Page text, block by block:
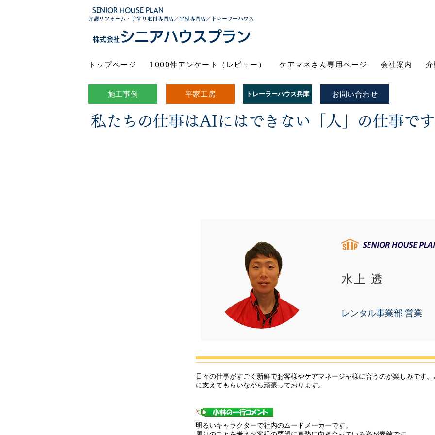
SENIOR HOUSE PLAN
介護リフォーム・手すり取付専門店／平屋専門店／トレーラーハウス
株式会社シニアハウスプラン
トップページ 1000件アンケート（レビュー） ケアマネさん専用ページ 会社案内 介
施工事例 平家工房 トレーラーハウス兵庫 お問い合わせ
私たちの仕事はAIにはできない「人」の仕事で
水上 透
レンタル事業部 営業
日々の仕事がすごく新鮮でお客様やケアマネージャ様に合うのが楽しみです
に支えてもらいながら頑張っております。
明るいキャラクターで社内のムードメーカーです。